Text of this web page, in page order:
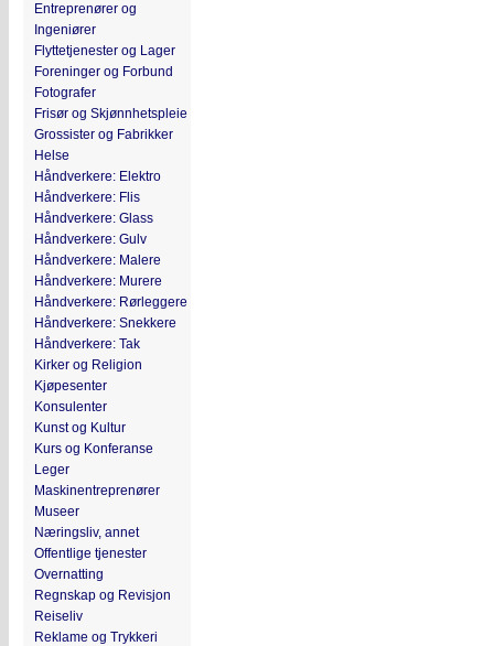
Entreprenører og
Ingeniører
Flyttetjenester og Lager
Foreninger og Forbund
Fotografer
Frisør og Skjønnhetspleie
Grossister og Fabrikker
Helse
Håndverkere: Elektro
Håndverkere: Flis
Håndverkere: Glass
Håndverkere: Gulv
Håndverkere: Malere
Håndverkere: Murere
Håndverkere: Rørleggere
Håndverkere: Snekkere
Håndverkere: Tak
Kirker og Religion
Kjøpesenter
Konsulenter
Kunst og Kultur
Kurs og Konferanse
Leger
Maskinentreprenører
Museer
Næringsliv, annet
Offentlige tjenester
Overnatting
Regnskap og Revisjon
Reiseliv
Reklame og Trykkeri